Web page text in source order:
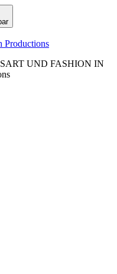
UND FASHION IN